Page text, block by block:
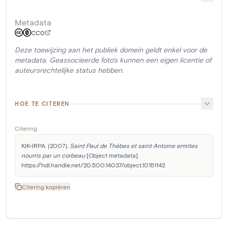
Metadata
CC0
Deze toewijzing aan het publiek domein geldt enkel voor de
metadata. Geassocieerde foto's kunnen een eigen licentie of
auteursrechtelijke status hebben.
HOE TE CITEREN
Citering
KIK-IRPA. (2007). Saint Paul de Thèbes et saint Antoine ermites
nourris par un corbeau [Object metadata].
https://hdl.handle.net/20.500.14037/object.10151142
Citering kopiëren